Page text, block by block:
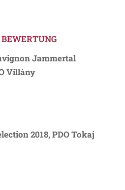
Jammertal
Villány
2018, PDO Tokaj